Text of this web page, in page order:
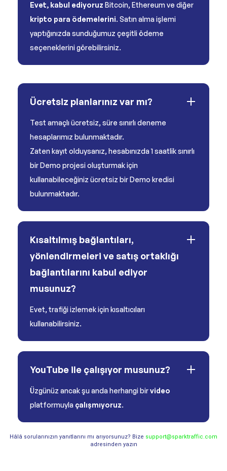
Evet, kabul ediyoruz Bitcoin, Ethereum ve diğer
kripto para ödemelerini. Satın alma işlemi
yaptığınızda sunduğumuz çeşitli ödeme
seçeneklerini görebilirsiniz.
Ücretsiz planlarınız var mı?
Test amaçlı ücretsiz, süre sınırlı deneme
hesaplarımız bulunmaktadır.
Zaten kayıt olduysanız, hesabınızda 1 saatlik sınırlı
bir Demo projesi oluşturmak için
kullanabileceğiniz ücretsiz bir Demo kredisi
bulunmaktadır.
Kısaltılmış bağlantıları,
yönlendirmeleri ve satış ortaklığı
bağlantılarını kabul ediyor
musunuz?
Evet, trafiği izlemek için kısaltıcıları
kullanabilirsiniz.
YouTube ile çalışıyor musunuz?
Üzgünüz ancak şu anda herhangi birvideo
platformuyla çalışmıyoruz.
Hâlâ sorularınızın yanıtlarını mı arıyorsunuz? Bize support@sparktraffic.com
adresinden yazın